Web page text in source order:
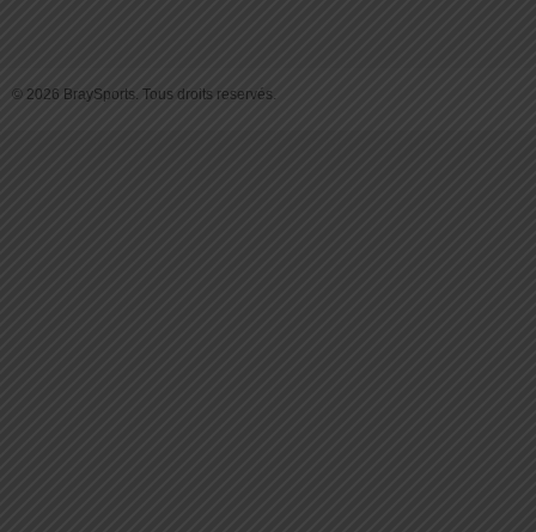
© 2026 BraySports. Tous droits reservés.